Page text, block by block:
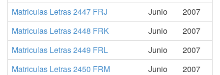
Matriculas Letras 2447 FRJ
Junio
2007
Matriculas Letras 2448 FRK
Junio
2007
Matriculas Letras 2449 FRL
Junio
2007
Matriculas Letras 2450 FRM
Junio
2007